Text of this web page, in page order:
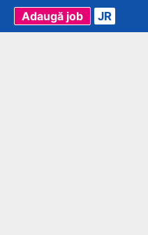
Adaugă job JR